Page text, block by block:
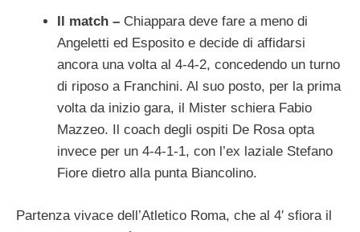
Il match – Chiappara deve fare a meno di
Angeletti ed Esposito e decide di affidarsi
ancora una volta al 4-4-2, concedendo un turno
di riposo a Franchini. Al suo posto, per la prima
volta da inizio gara, il Mister schiera Fabio
Mazzeo. Il coach degli ospiti De Rosa opta
invece per un 4-4-1-1, con l’ex laziale Stefano
Fiore dietro alla punta Biancolino.
Partenza vivace dell’Atletico Roma, che al 4′ sfiora il